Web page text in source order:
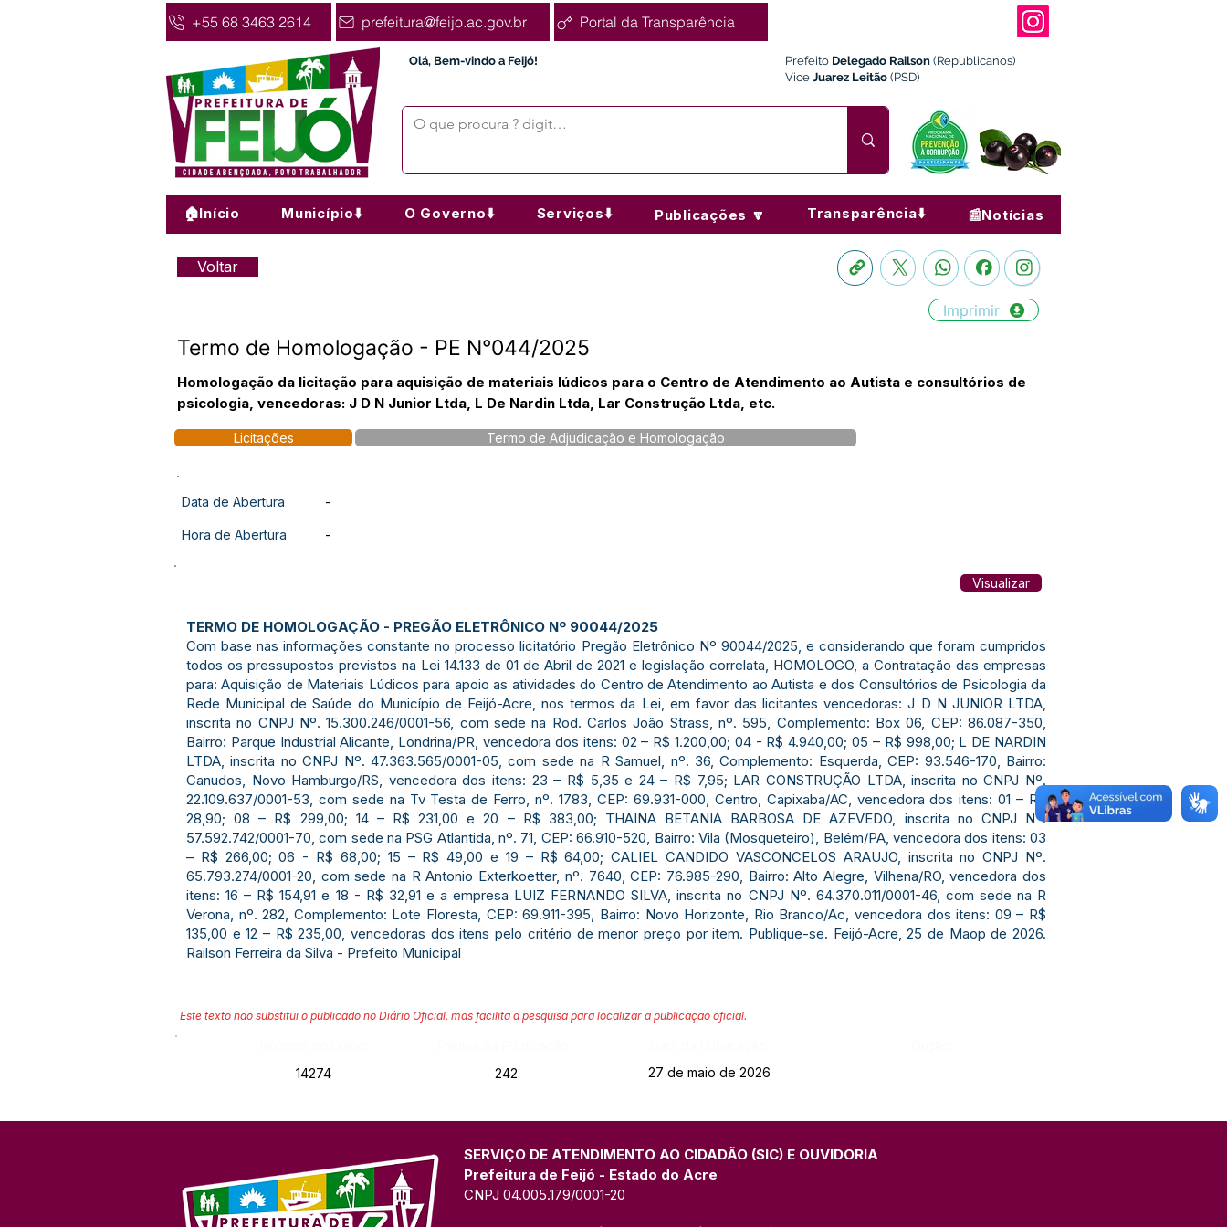
+55 68 3463 2614 prefeitura@feijo.ac.gov.br Portal da Transparência
Olá, Bem-vindo a Feijó! Prefeito Delegado Railson (Republicanos)
Vice Juarez Leitão (PSD)
🏠Início Município⬇️ O Governo⬇️ Serviços⬇️ Publicações 🔽 Transparência⬇️ 📰Notícias
Voltar
Imprimir
Termo de Homologação - PE N°044/2025
Homologação da licitação para aquisição de materiais lúdicos para o Centro de Atendimento ao Autista e consultórios de
psicologia, vencedoras: J D N Junior Ltda, L De Nardin Ltda, Lar Construção Ltda, etc.
Licitações Termo de Adjudicação e Homologação
Data de Abertura -
Hora de Abertura -
Visualizar
TERMO DE HOMOLOGAÇÃO - PREGÃO ELETRÔNICO Nº 90044/2025
Com base nas informações constante no processo licitatório Pregão Eletrônico Nº 90044/2025, e considerando que foram cumpridos
todos os pressupostos previstos na Lei 14.133 de 01 de Abril de 2021 e legislação correlata, HOMOLOGO, a Contratação das empresas
para: Aquisição de Materiais Lúdicos para apoio as atividades do Centro de Atendimento ao Autista e dos Consultórios de Psicologia da
Rede Municipal de Saúde do Município de Feijó-Acre, nos termos da Lei, em favor das licitantes vencedoras: J D N JUNIOR LTDA,
inscrita no CNPJ Nº. 15.300.246/0001-56, com sede na Rod. Carlos João Strass, nº. 595, Complemento: Box 06, CEP: 86.087-350,
Bairro: Parque Industrial Alicante, Londrina/PR, vencedora dos itens: 02 – R$ 1.200,00; 04 - R$ 4.940,00; 05 – R$ 998,00; L DE NARDIN
LTDA, inscrita no CNPJ Nº. 47.363.565/0001-05, com sede na R Samuel, nº. 36, Complemento: Esquerda, CEP: 93.546-170, Bairro:
Canudos, Novo Hamburgo/RS, vencedora dos itens: 23 – R$ 5,35 e 24 – R$ 7,95; LAR CONSTRUÇÃO LTDA, inscrita no CNPJ Nº.
22.109.637/0001-53, com sede na Tv Testa de Ferro, nº. 1783, CEP: 69.931-000, Centro, Capixaba/AC, vencedora dos itens: 01 – R$
28,90; 08 – R$ 299,00; 14 – R$ 231,00 e 20 – R$ 383,00; THAINA BETANIA BARBOSA DE AZEVEDO, inscrita no CNPJ Nº.
57.592.742/0001-70, com sede na PSG Atlantida, nº. 71, CEP: 66.910-520, Bairro: Vila (Mosqueteiro), Belém/PA, vencedora dos itens: 03
– R$ 266,00; 06 - R$ 68,00; 15 – R$ 49,00 e 19 – R$ 64,00; CALIEL CANDIDO VASCONCELOS ARAUJO, inscrita no CNPJ Nº.
65.793.274/0001-20, com sede na R Antonio Exterkoetter, nº. 7640, CEP: 76.985-290, Bairro: Alto Alegre, Vilhena/RO, vencedora dos
itens: 16 – R$ 154,91 e 18 - R$ 32,91 e a empresa LUIZ FERNANDO SILVA, inscrita no CNPJ Nº. 64.370.011/0001-46, com sede na R
Verona, nº. 282, Complemento: Lote Floresta, CEP: 69.911-395, Bairro: Novo Horizonte, Rio Branco/Ac, vencedora dos itens: 09 – R$
135,00 e 12 – R$ 235,00, vencedoras dos itens pelo critério de menor preço por item. Publique-se. Feijó-Acre, 25 de Maop de 2026.
Railson Ferreira da Silva - Prefeito Municipal
Este texto não substitui o publicado no Diário Oficial, mas facilita a pesquisa para localizar a publicação oficial.
14274
242 27 de maio de 2026
SERVIÇO DE ATENDIMENTO AO CIDADÃO (SIC) E OUVIDORIA
Prefeitura de Feijó - Estado do Acre
CNPJ 04.005.179/0001-20